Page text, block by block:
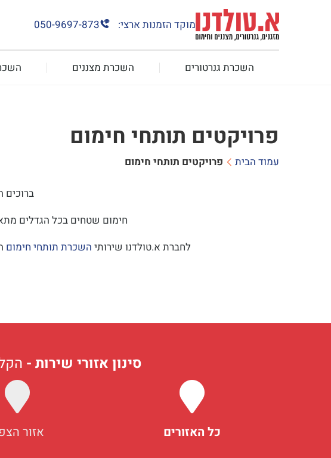
מוקד הזמנות ארצי: 050-9697-873
השכרת גנרטורים השכרת מצננים
פרויקטים תותחי חימום
עמוד הבית פרויקטים תותחי חימום
ברוכים
חימום שטחים בכל הגדלים
לחברת א.טולדנו שירותי השכרת תותחי חימום
סינון אזורי שירות -
כל האזורים אזור